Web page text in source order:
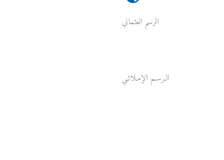
الرسم العثماني
الـرسـم الإمـلائـي